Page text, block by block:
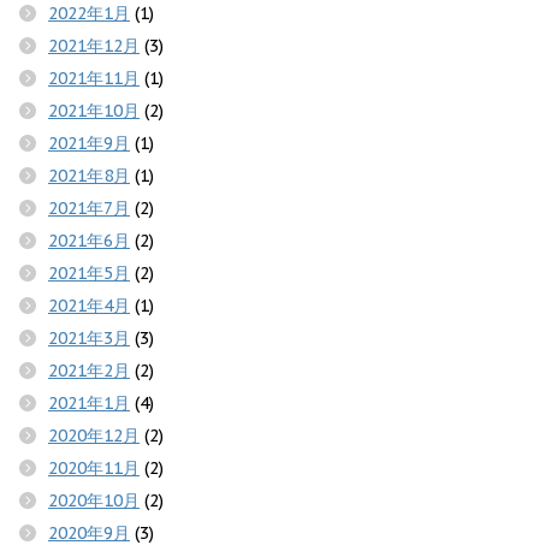
2022年1月 (1)
2021年12月 (3)
2021年11月 (1)
2021年10月 (2)
2021年9月 (1)
2021年8月 (1)
2021年7月 (2)
2021年6月 (2)
2021年5月 (2)
2021年4月 (1)
2021年3月 (3)
2021年2月 (2)
2021年1月 (4)
2020年12月 (2)
2020年11月 (2)
2020年10月 (2)
2020年9月 (3)